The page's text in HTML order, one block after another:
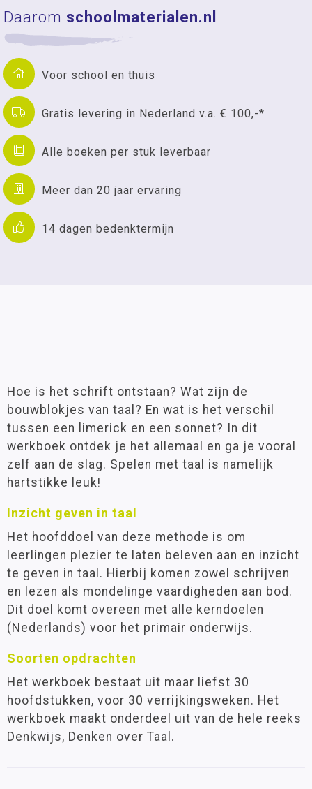
Daarom schoolmaterialen.nl
Voor school en thuis
Gratis levering in Nederland v.a. € 100,-*
Alle boeken per stuk leverbaar
Meer dan 20 jaar ervaring
14 dagen bedenktermijn
Hoe is het schrift ontstaan? Wat zijn de
bouwblokjes van taal? En wat is het verschil
tussen een limerick en een sonnet? In dit
werkboek ontdek je het allemaal en ga je vooral
zelf aan de slag. Spelen met taal is namelijk
hartstikke leuk!
Inzicht geven in taal
Het hoofddoel van deze methode is om
leerlingen plezier te laten beleven aan en inzicht
te geven in taal. Hierbij komen zowel schrijven
en lezen als mondelinge vaardigheden aan bod.
Dit doel komt overeen met alle kerndoelen
(Nederlands) voor het primair onderwijs.
Soorten opdrachten
Het werkboek bestaat uit maar liefst 30
hoofdstukken, voor 30 verrijkingsweken. Het
werkboek maakt onderdeel uit van de hele reeks
Denkwijs, Denken over Taal.